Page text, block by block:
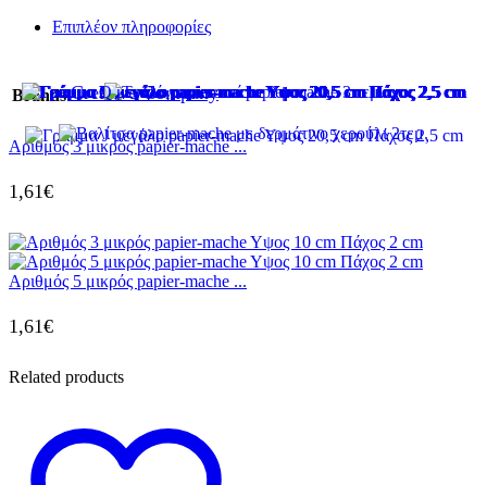
Επιπλέον πληροφορίες
Brands Creative Company
Aριθμός 3 μικρός papier-mache ...
1,61€
Aριθμός 5 μικρός papier-mache ...
1,61€
Related products